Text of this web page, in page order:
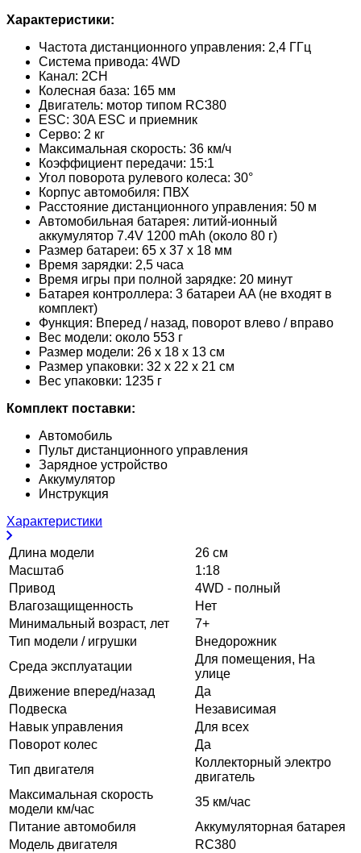
Характеристики:
Частота дистанционного управления: 2,4 ГГц
Система привода: 4WD
Канал: 2CH
Колесная база: 165 мм
Двигатель: мотор типом RC380
ESC: 30A ESC и приемник
Серво: 2 кг
Максимальная скорость: 36 км/ч
Коэффициент передачи: 15:1
Угол поворота рулевого колеса: 30°
Корпус автомобиля: ПВХ
Расстояние дистанционного управления: 50 м
Автомобильная батарея: литий-ионный
аккумулятор 7.4V 1200 mAh (около 80 г)
Размер батареи: 65 х 37 х 18 мм
Время зарядки: 2,5 часа
Время игры при полной зарядке: 20 минут
Батарея контроллера: 3 батареи AA (не входят в
комплект)
Функция: Вперед / назад, поворот влево / вправо
Вес модели: около 553 г
Размер модели: 26 х 18 х 13 см
Размер упаковки: 32 х 22 х 21 см
Вес упаковки: 1235 г
Комплект поставки:
Автомобиль
Пульт дистанционного управления
Зарядное устройство
Аккумулятор
Инструкция
Характеристики
Длина модели
26 см
Масштаб
1:18
Привод
4WD - полный
Влагозащищенность
Нет
Минимальный возраст, лет
7+
Тип модели / игрушки
Внедорожник
Среда эксплуатации
Для помещения, На
улице
Движение вперед/назад
Да
Подвеска
Независимая
Навык управления
Для всех
Поворот колес
Да
Тип двигателя
Коллекторный электро
двигатель
Максимальная скорость
модели км/час
35 км/час
Питание автомобиля
Аккумуляторная батарея
Модель двигателя
RC380